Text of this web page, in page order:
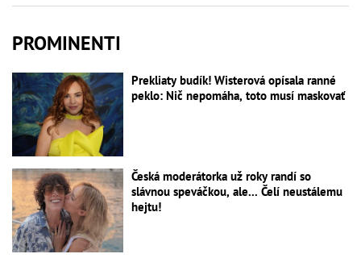
PROMINENTI
Prekliaty budík! Wisterová opísala ranné
peklo: Nič nepomáha, toto musí maskovať
Česká moderátorka už roky randí so
slávnou speváčkou, ale... Čelí neustálemu
hejtu!